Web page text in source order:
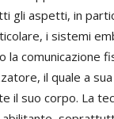
gli aspetti, in
i sistemi
la comunicazione
il quale a
il suo corpo. La